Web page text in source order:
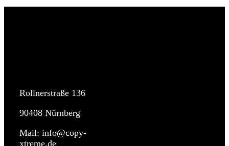
Rollnerstraße 136
90408 Nürnberg
Mail: info@copy-
xtreme.de